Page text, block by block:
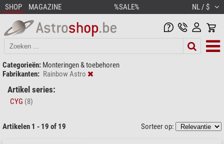
SHOP MAGAZINE %SALE% NL / $
Categorieën: Monteringen & toebehoren
Fabrikanten: Rainbow Astro
Artikel series:
CYG (8)
Artikelen 1 - 19 of 19 Sorteer op: